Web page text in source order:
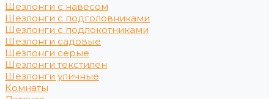
Шезлонги с навесом
Шезлонги с подголовниками
Шезлонги с подлокотниками
Шезлонги садовые
Шезлонги серые
Шезлонги текстилен
Шезлонги уличные
Комнаты